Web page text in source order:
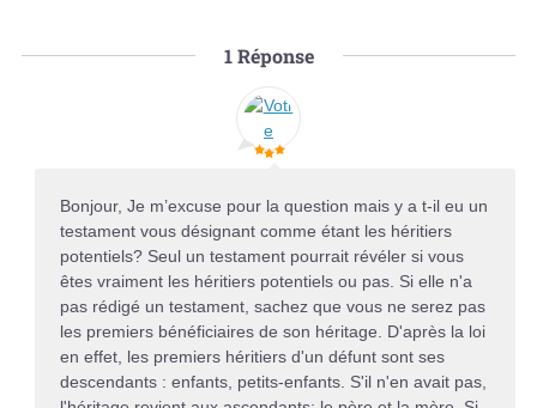
1Réponse
Bonjour, Je m’excuse pour la question mais y a t-il eu un
testament vous désignant comme étant les héritiers
potentiels? Seul un testament pourrait révéler si vous
êtes vraiment les héritiers potentiels ou pas. Si elle n'a
pas rédigé un testament, sachez que vous ne serez pas
les premiers bénéficiaires de son héritage. D'après la loi
en effet, les premiers héritiers d'un défunt sont ses
descendants : enfants, petits-enfants. S'il n'en avait pas,